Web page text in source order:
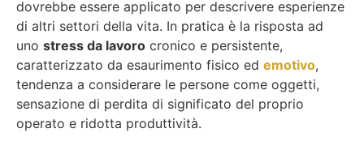
dovrebbe essere applicato per descrivere esperienze
di altri settori della vita. In pratica è la risposta ad
uno stress da lavoro cronico e persistente,
caratterizzato da esaurimento fisico ed emotivo,
tendenza a considerare le persone come oggetti,
sensazione di perdita di significato del proprio
operato e ridotta produttività.